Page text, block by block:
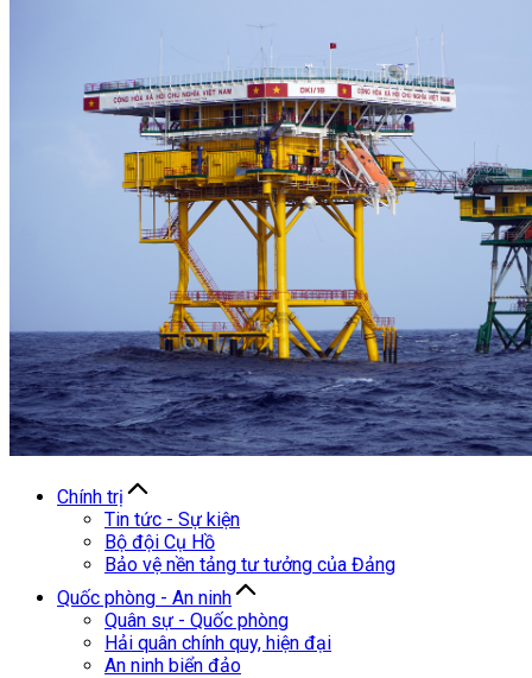
Chính trị
Tin tức - Sự kiện
Bộ đội Cụ Hồ
Bảo vệ nền tảng tư tưởng của Đảng
Quốc phòng - An ninh
Quân sự - Quốc phòng
Hải quân chính quy, hiện đại
An ninh biển đảo